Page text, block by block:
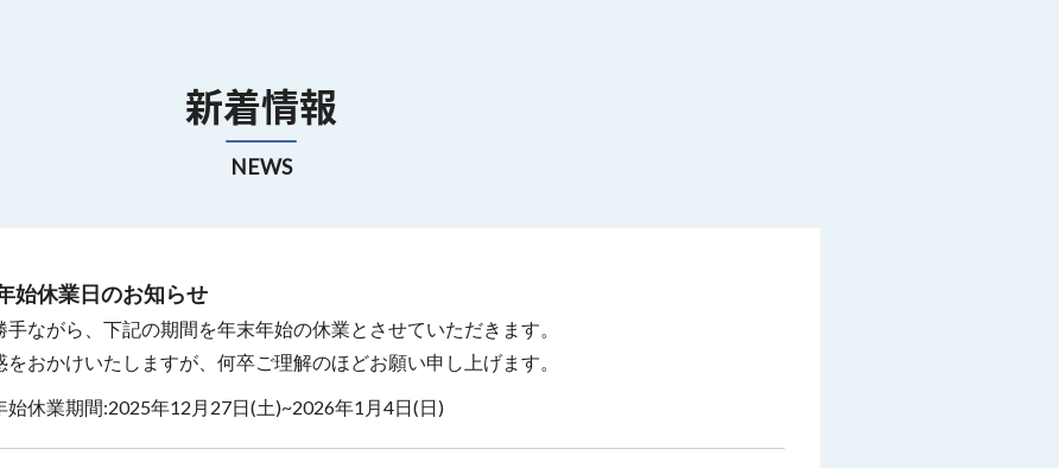
新着情報
NEWS
始休業日のお知らせ
手ながら、下記の期間を年末年始の休業とさせていただきます。
をおかけいたしますが、何卒ご理解のほどお願い申し上げます。
始休業期間:2025年12月27日(土)~2026年1月4日(日)